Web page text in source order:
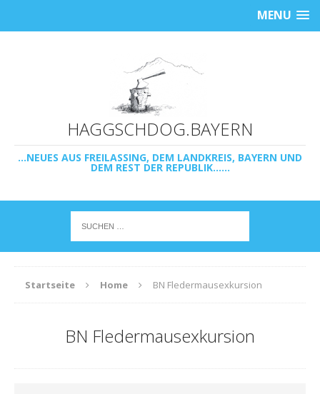
MENU
HAGGSCHDOG.BAYERN
...NEUES AUS FREILASSING, DEM LANDKREIS, BAYERN UND
DEM REST DER REPUBLIK......
Startseite Home BN Fledermausexkursion
BN Fledermausexkursion